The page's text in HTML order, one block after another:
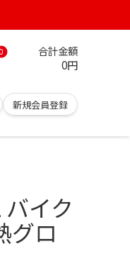
0 合計金額
0円
新規会員登録
イク
グロ